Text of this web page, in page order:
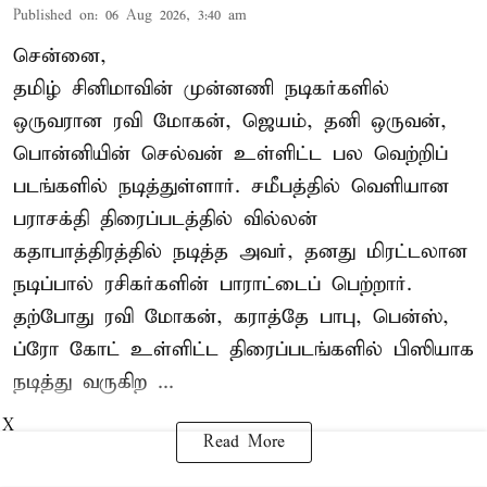
Published on: 06 Aug 2026, 3:40 am
சென்னை,
தமிழ் சினிமாவின் முன்னணி நடிகர்களில்
ஒருவரான ரவி மோகன், ஜெயம், தனி ஒருவன்,
பொன்னியின் செல்வன் உள்ளிட்ட பல வெற்றிப்
படங்களில் நடித்துள்ளார். சமீபத்தில் வெளியான
பராசக்தி திரைப்படத்தில் வில்லன்
கதாபாத்திரத்தில் நடித்த அவர், தனது மிரட்டலான
நடிப்பால் ரசிகர்களின் பாராட்டைப் பெற்றார்.
தற்போது ரவி மோகன், கராத்தே பாபு, பென்ஸ்,
ப்ரோ கோட் உள்ளிட்ட திரைப்படங்களில் பிஸியாக
நடித்து வருகிற ...
Read More
X